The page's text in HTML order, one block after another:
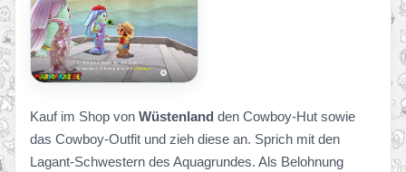
Kauf im Shop von Wüstenland den Cowboy-Hut sowie
das Cowboy-Outfit und zieh diese an. Sprich mit den
Lagant-Schwestern des Aquagrundes. Als Belohnung